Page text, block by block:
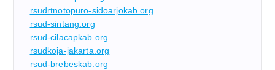
rsudrtnotopuro-sidoarjokab.org
rsud-sintang.org
rsud-cilacapkab.org
rsudkoja-jakarta.org
rsud-brebeskab.org